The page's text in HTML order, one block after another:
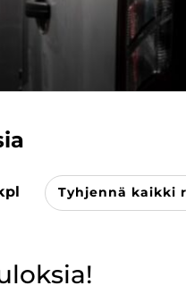
Tyhjennä kaikki